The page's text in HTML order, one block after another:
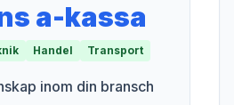
a-kassa
Handel Transport
inom din bransch